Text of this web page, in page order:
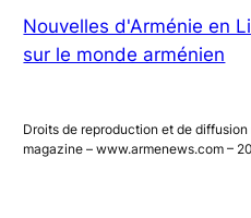
Nouvelles d'Arménie en
Droits de reproduction et de diffusion